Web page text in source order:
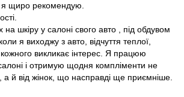
щиро рекомендую.
шкіру у салоні свого авто , під обдувом
я виходжу з авто, відчуття теплої,
кожного викликає інтерес. Я працюю
і отримую щодня компліменти не
, а й від жінок, що насправді ще приємніше.